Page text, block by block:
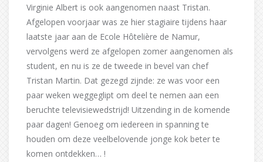
Virginie Albert is ook aangenomen naast Tristan.
Afgelopen voorjaar was ze hier stagiaire tijdens haar
laatste jaar aan de Ecole Hôtelière de Namur,
vervolgens werd ze afgelopen zomer aangenomen als
student, en nu is ze de tweede in bevel van chef
Tristan Martin. Dat gezegd zijnde: ze was voor een
paar weken weggeglipt om deel te nemen aan een
beruchte televisiewedstrijd! Uitzending in de komende
paar dagen! Genoeg om iedereen in spanning te
houden om deze veelbelovende jonge kok beter te
komen ontdekken… !